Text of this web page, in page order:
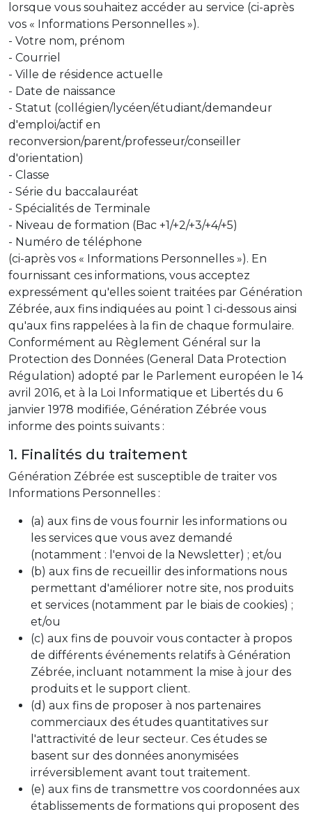
lorsque vous souhaitez accéder au service (ci-après
vos « Informations Personnelles »).
- Votre nom, prénom
- Courriel
- Ville de résidence actuelle
- Date de naissance
- Statut (collégien/lycéen/étudiant/demandeur
d'emploi/actif en
reconversion/parent/professeur/conseiller
d'orientation)
- Classe
- Série du baccalauréat
- Spécialités de Terminale
- Niveau de formation (Bac +1/+2/+3/+4/+5)
- Numéro de téléphone
(ci-après vos « Informations Personnelles »). En
fournissant ces informations, vous acceptez
expressément qu'elles soient traitées par Génération
Zébrée, aux fins indiquées au point 1 ci-dessous ainsi
qu'aux fins rappelées à la fin de chaque formulaire.
Conformément au Règlement Général sur la
Protection des Données (General Data Protection
Régulation) adopté par le Parlement européen le 14
avril 2016, et à la Loi Informatique et Libertés du 6
janvier 1978 modifiée, Génération Zébrée vous
informe des points suivants :
1. Finalités du traitement
Génération Zébrée est susceptible de traiter vos
Informations Personnelles :
(a) aux fins de vous fournir les informations ou
les services que vous avez demandé
(notamment : l'envoi de la Newsletter) ; et/ou
(b) aux fins de recueillir des informations nous
permettant d'améliorer notre site, nos produits
et services (notamment par le biais de cookies) ;
et/ou
(c) aux fins de pouvoir vous contacter à propos
de différents événements relatifs à Génération
Zébrée, incluant notamment la mise à jour des
produits et le support client.
(d) aux fins de proposer à nos partenaires
commerciaux des études quantitatives sur
l'attractivité de leur secteur. Ces études se
basent sur des données anonymisées
irréversiblement avant tout traitement.
(e) aux fins de transmettre vos coordonnées aux
établissements de formations qui proposent des